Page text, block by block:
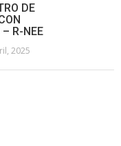
DE
– R-NEE
2025